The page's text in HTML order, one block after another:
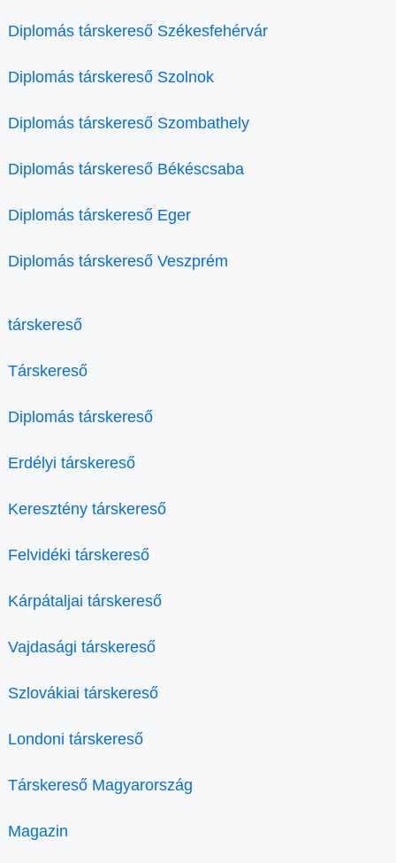
Diplomás társkereső Székesfehérvár
Diplomás társkereső Szolnok
Diplomás társkereső Szombathely
Diplomás társkereső Békéscsaba
Diplomás társkereső Eger
Diplomás társkereső Veszprém
társkereső
Társkereső
Diplomás társkereső
Erdélyi társkereső
Keresztény társkereső
Felvidéki társkereső
Kárpátaljai társkereső
Vajdasági társkereső
Szlovákiai társkereső
Londoni társkereső
Társkereső Magyarország
Magazin